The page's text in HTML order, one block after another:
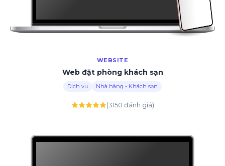
WEBSITE
Web đặt phòng khách sạn
Dịch vụ Nhà hàng - Khách sạn
(3150 đánh giá)